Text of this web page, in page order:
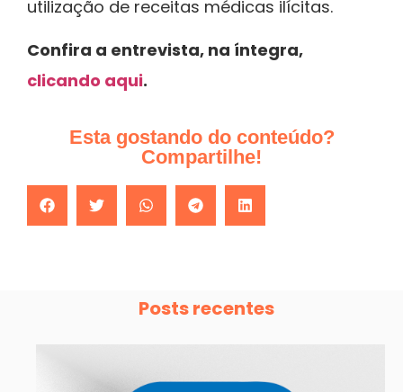
utilização de receitas médicas ilícitas.
Confira a entrevista, na íntegra,
clicando aqui.
Esta gostando do conteúdo?
Compartilhe!
Posts recentes